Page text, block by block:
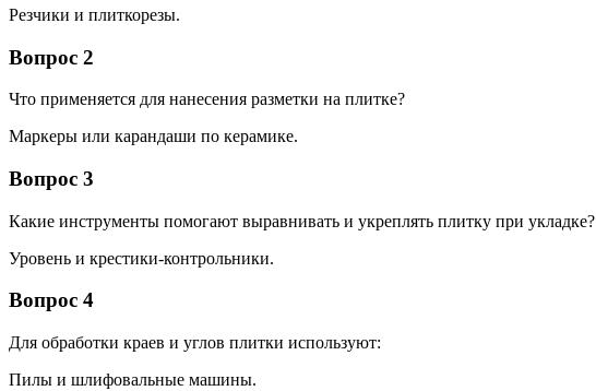
Резчики и плиткорезы.
Вопрос 2
Что применяется для нанесения разметки на плитке?
Маркеры или карандаши по керамике.
Вопрос 3
Какие инструменты помогают выравнивать и укреплять плитку при укладке?
Уровень и крестики-контрольники.
Вопрос 4
Для обработки краев и углов плитки используют:
Пилы и шлифовальные машины.